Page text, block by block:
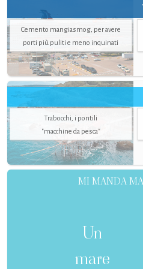
Cemento mangiasmog, per avere
porti più puliti e meno inquinati
Trabocchi, i pontili
"macchine da pesca"
MI MANDA
Un
mare